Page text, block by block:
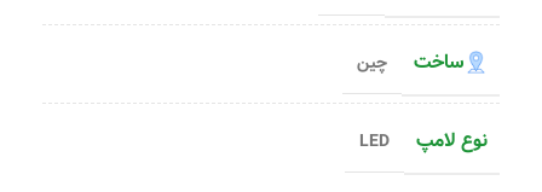
ساخت چین
نوع لامپ LED